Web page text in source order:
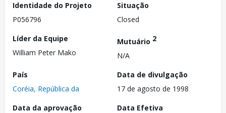
Identidade do Projeto
P056796
Situação
Closed
Líder da Equipe
William Peter Mako
Mutuário 2
N/A
País
Coréia, República da
Data de divulgação
17 de agosto de 1998
Data da aprovação
Data Efetiva